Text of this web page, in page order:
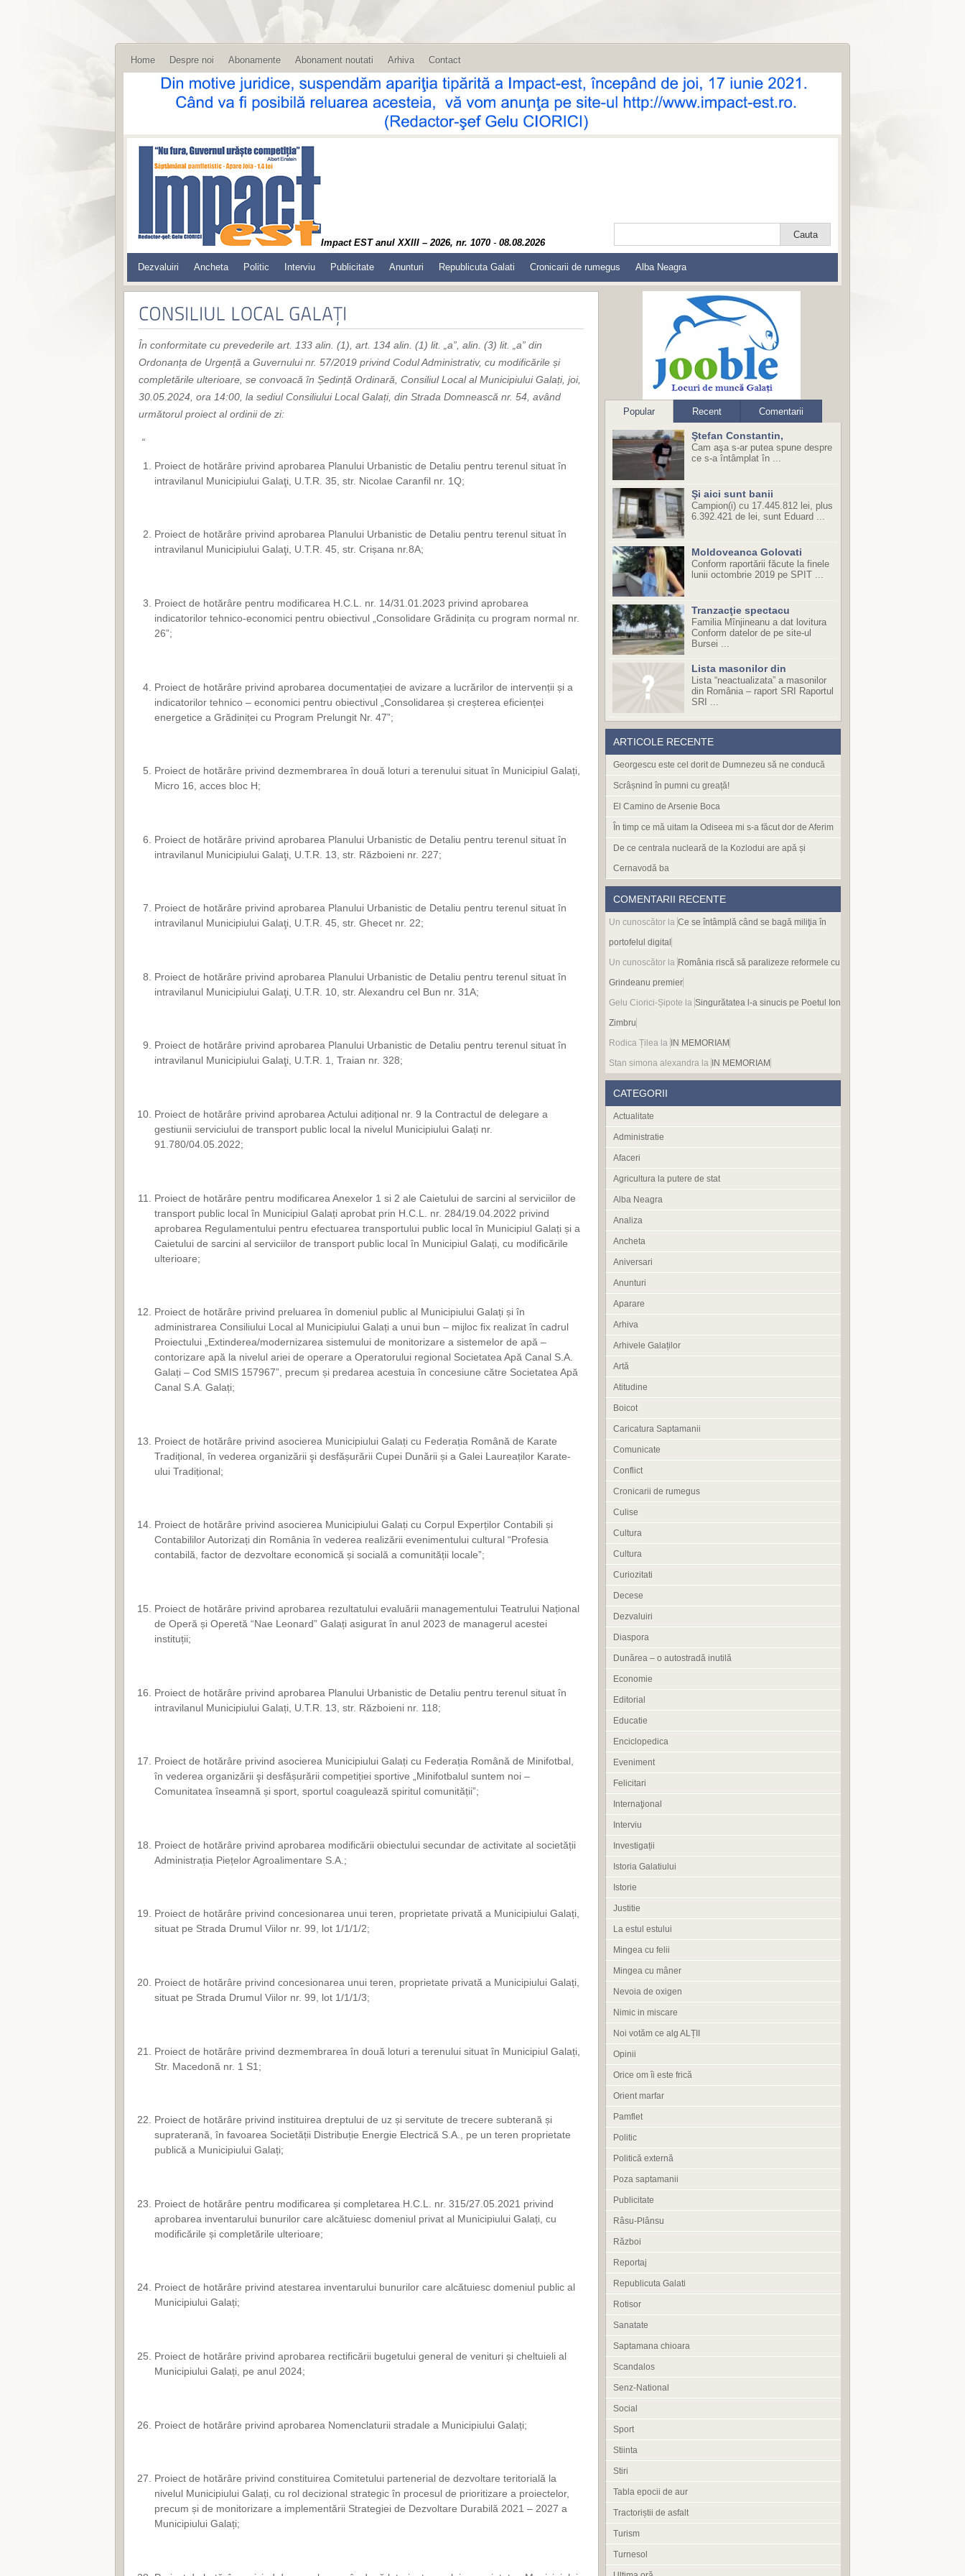
Home Despre noi Abonamente Abonament noutati Arhiva Contact
Impact EST anul XXIII – 2026, nr. 1070 - 08.08.2026
Dezvaluiri Ancheta Politic Interviu Publicitate Anunturi Republicuta Galati Cronicarii de rumegus Alba Neagra
În conformitate cu prevederile art. 133 alin. (1), art. 134 alin. (1) lit. „a”, alin. (3) lit. „a” din
Ordonanța de Urgență a Guvernului nr. 57/2019 privind Codul Administrativ, cu modificările și
completările ulterioare, se convoacă în Ședință Ordinară, Consiliul Local al Municipiului Galați, joi,
30.05.2024, ora 14:00, la sediul Consiliului Local Galați, din Strada Domnească nr. 54, având
următorul proiect al ordinii de zi:
“
Proiect de hotărâre privind aprobarea Planului Urbanistic de Detaliu pentru terenul situat în
intravilanul Municipiului Galaţi, U.T.R. 35, str. Nicolae Caranfil nr. 1Q;
Proiect de hotărâre privind aprobarea Planului Urbanistic de Detaliu pentru terenul situat în
intravilanul Municipiului Galaţi, U.T.R. 45, str. Crișana nr.8A;
Proiect de hotărâre pentru modificarea H.C.L. nr. 14/31.01.2023 privind aprobarea
indicatorilor tehnico-economici pentru obiectivul „Consolidare Grădinița cu program normal nr.
26”;
Proiect de hotărâre privind aprobarea documentației de avizare a lucrărilor de intervenții și a
indicatorilor tehnico – economici pentru obiectivul „Consolidarea și creșterea eficienței
energetice a Grădiniței cu Program Prelungit Nr. 47”;
Proiect de hotărâre privind dezmembrarea în două loturi a terenului situat în Municipiul Galați,
Micro 16, acces bloc H;
Proiect de hotărâre privind aprobarea Planului Urbanistic de Detaliu pentru terenul situat în
intravilanul Municipiului Galaţi, U.T.R. 13, str. Războieni nr. 227;
Proiect de hotărâre privind aprobarea Planului Urbanistic de Detaliu pentru terenul situat în
intravilanul Municipiului Galaţi, U.T.R. 45, str. Ghecet nr. 22;
Proiect de hotărâre privind aprobarea Planului Urbanistic de Detaliu pentru terenul situat în
intravilanul Municipiului Galaţi, U.T.R. 10, str. Alexandru cel Bun nr. 31A;
Proiect de hotărâre privind aprobarea Planului Urbanistic de Detaliu pentru terenul situat în
intravilanul Municipiului Galaţi, U.T.R. 1, Traian nr. 328;
Proiect de hotărâre privind aprobarea Actului adițional nr. 9 la Contractul de delegare a
gestiunii serviciului de transport public local la nivelul Municipiului Galați nr.
91.780/04.05.2022;
Proiect de hotărâre pentru modificarea Anexelor 1 si 2 ale Caietului de sarcini al serviciilor de
transport public local în Municipiul Galați aprobat prin H.C.L. nr. 284/19.04.2022 privind
aprobarea Regulamentului pentru efectuarea transportului public local în Municipiul Galați și a
Caietului de sarcini al serviciilor de transport public local în Municipiul Galați, cu modificările
ulterioare;
Proiect de hotărâre privind preluarea în domeniul public al Municipiului Galați și în
administrarea Consiliului Local al Municipiului Galați a unui bun – mijloc fix realizat în cadrul
Proiectului „Extinderea/modernizarea sistemului de monitorizare a sistemelor de apă –
contorizare apă la nivelul ariei de operare a Operatorului regional Societatea Apă Canal S.A.
Galați – Cod SMIS 157967”, precum și predarea acestuia în concesiune către Societatea Apă
Canal S.A. Galați;
Proiect de hotărâre privind asocierea Municipiului Galați cu Federația Română de Karate
Tradițional, în vederea organizării şi desfășurării Cupei Dunării și a Galei Laureaților Karate-
ului Tradițional;
Proiect de hotărâre privind asocierea Municipiului Galați cu Corpul Experților Contabili și
Contabililor Autorizați din România în vederea realizării evenimentului cultural “Profesia
contabilă, factor de dezvoltare economică și socială a comunității locale”;
Proiect de hotărâre privind aprobarea rezultatului evaluării managementului Teatrului Național
de Operă și Operetă “Nae Leonard” Galați asigurat în anul 2023 de managerul acestei
instituții;
Proiect de hotărâre privind aprobarea Planului Urbanistic de Detaliu pentru terenul situat în
intravilanul Municipiului Galați, U.T.R. 13, str. Războieni nr. 118;
Proiect de hotărâre privind asocierea Municipiului Galați cu Federația Română de Minifotbal,
în vederea organizării şi desfășurării competiției sportive „Minifotbalul suntem noi –
Comunitatea înseamnă și sport, sportul coagulează spiritul comunității”;
Proiect de hotărâre privind aprobarea modificării obiectului secundar de activitate al societății
Administrația Piețelor Agroalimentare S.A.;
Proiect de hotărâre privind concesionarea unui teren, proprietate privată a Municipiului Galați,
situat pe Strada Drumul Viilor nr. 99, lot 1/1/1/2;
Proiect de hotărâre privind concesionarea unui teren, proprietate privată a Municipiului Galați,
situat pe Strada Drumul Viilor nr. 99, lot 1/1/1/3;
Proiect de hotărâre privind dezmembrarea în două loturi a terenului situat în Municipiul Galați,
Str. Macedonă nr. 1 S1;
Proiect de hotărâre privind instituirea dreptului de uz și servitute de trecere subterană și
supraterană, în favoarea Societății Distribuție Energie Electrică S.A., pe un teren proprietate
publică a Municipiului Galați;
Proiect de hotărâre pentru modificarea și completarea H.C.L. nr. 315/27.05.2021 privind
aprobarea inventarului bunurilor care alcătuiesc domeniul privat al Municipiului Galați, cu
modificările și completările ulterioare;
Proiect de hotărâre privind atestarea inventarului bunurilor care alcătuiesc domeniul public al
Municipiului Galați;
Proiect de hotărâre privind aprobarea rectificării bugetului general de venituri și cheltuieli al
Municipiului Galați, pe anul 2024;
Proiect de hotărâre privind aprobarea Nomenclaturii stradale a Municipiului Galați;
Proiect de hotărâre privind constituirea Comitetului partenerial de dezvoltare teritorială la
nivelul Municipiului Galați, cu rol decizional strategic în procesul de prioritizare a proiectelor,
precum și de monitorizare a implementării Strategiei de Dezvoltare Durabilă 2021 – 2027 a
Municipiului Galați;
Popular Recent Comentarii
Ştefan Constantin,
Cam aşa s-ar putea spune despre
ce s-a întâmplat în ...
Şi aici sunt banii
Campion(i) cu 17.445.812 lei, plus
6.392.421 de lei, sunt Eduard ...
Moldoveanca Golovati
Conform raportării făcute la finele
lunii octombrie 2019 pe SPIT ...
Tranzacţie spectacu
Familia Mînjineanu a dat lovitura
Conform datelor de pe site-ul
Bursei ...
Lista masonilor din
Lista “neactualizata” a masonilor
din România – raport SRI Raportul
SRI ...
ARTICOLE RECENTE
Georgescu este cel dorit de Dumnezeu să ne conducă
Scrâșnind în pumni cu greață!
El Camino de Arsenie Boca
În timp ce mă uitam la Odiseea mi s-a făcut dor de Aferim
De ce centrala nucleară de la Kozlodui are apă și
Cernavodă ba
COMENTARII RECENTE
Un cunoscător la Ce se întâmplă când se bagă miliţia în
portofelul digital
Un cunoscător la România riscă să paralizeze reformele cu
Grindeanu premier
Gelu Ciorici-Șipote la Singurătatea l-a sinucis pe Poetul Ion
Zimbru
Rodica Țilea la
IN MEMORIAM
Stan simona alexandra la IN MEMORIAM
CATEGORII
Actualitate
Administratie
Afaceri
Agricultura la putere de stat
Alba Neagra
Analiza
Ancheta
Aniversari
Anunturi
Aparare
Arhiva
Arhivele Galaților
Artă
Atitudine
Boicot
Caricatura Saptamanii
Comunicate
Conflict
Cronicarii de rumegus
Culise
Cultura
Cultura
Curiozitati
Decese
Dezvaluiri
Diaspora
Dunărea – o autostradă inutilă
Economie
Editorial
Educatie
Enciclopedica
Eveniment
Felicitari
Internaţional
Interviu
Investigații
Istoria Galatiului
Istorie
Justitie
La estul estului
Mingea cu felii
Mingea cu mâner
Nevoia de oxigen
Nimic in miscare
Noi votăm ce alg ALȚII
Opinii
Orice om îi este frică
Orient marfar
Pamflet
Politic
Politică externă
Poza saptamanii
Publicitate
Râsu-Plânsu
Război
Reportaj
Republicuta Galati
Rotisor
Sanatate
Saptamana chioara
Scandalos
Senz-National
Social
Sport
Stiinta
Stiri
Tabla epocii de aur
Tractoriștii de asfalt
Turism
Turnesol